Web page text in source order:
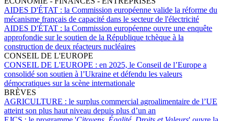
AIDES D'ÉTAT : la Commission européenne valide la réforme du
mécanisme français de capacité dans le secteur de l'électricité
AIDES D'ÉTAT : la Commission européenne ouvre une enquête
approfondie sur le soutien de la République tchèque à la
construction de deux réacteurs nucléaires
CONSEIL DE L'EUROPE
CONSEIL DE L'EUROPE : en 2025, le Conseil de l’Europe a
consolidé son soutien à l’Ukraine et défendu les valeurs
démocratiques sur la scène internationale
BRÈVES
AGRICULTURE : le surplus commercial agroalimentaire de l’UE
atteint son plus haut niveau depuis plus d’un an